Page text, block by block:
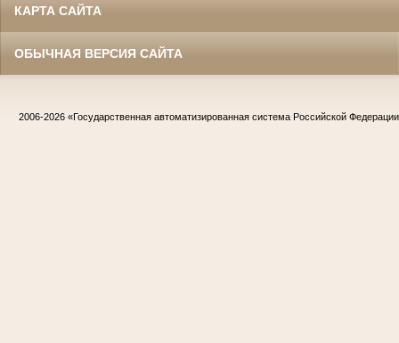
КАРТА САЙТА
ОБЫЧНАЯ ВЕРСИЯ САЙТА
2006-2026 «Государственная автоматизированная система Российской